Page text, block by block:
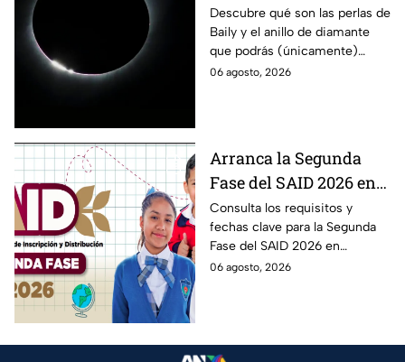
podrán ver
ÚNICAMENTE durante
el eclipse solar 2026 del
12 de agosto?
Descubre qué son las perlas de
Baily y el anillo de diamante
que podrás (únicamente)
observar durante el eclipse
06 agosto, 2026
Arranca la Segunda
Fase del SAID 2026 en
Edomex para grados
intermedios: Fechas
clave y requisitos para
cambios de escuela
Consulta los requisitos y
fechas clave para la Segunda
Fase del SAID 2026 en
Edomex y asegura el traslado
06 agosto, 2026